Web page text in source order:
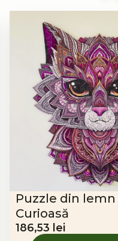
Puzzle din lemn
Curioasă
186,53 lei